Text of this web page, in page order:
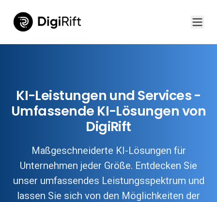
KI-Leistungen und Services -
Umfassende KI-Lösungen von
DigiRift
Maßgeschneiderte KI-Lösungen für
Unternehmen jeder Größe. Entdecken Sie
unser umfassendes Leistungsspektrum und
lassen Sie sich von den Möglichkeiten der